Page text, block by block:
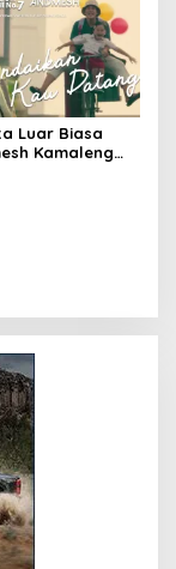
Luar Biasa
Kamaleng